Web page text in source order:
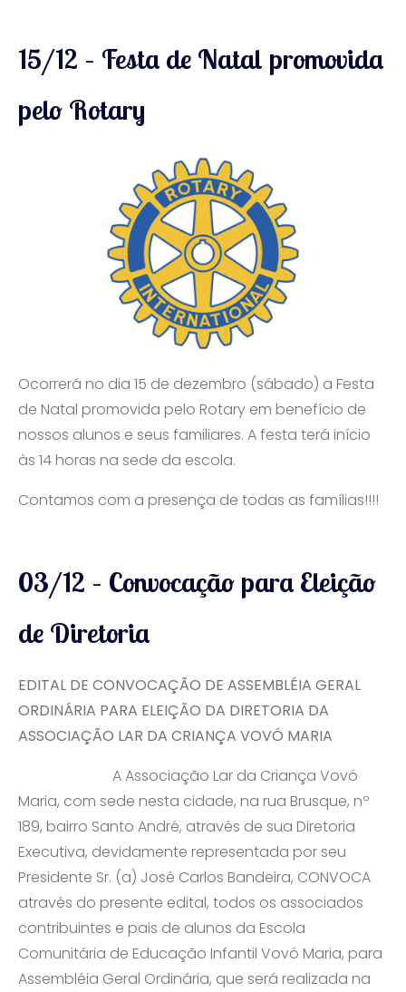
15/12 – Festa de Natal promovida
pelo Rotary
Ocorrerá no dia 15 de dezembro (sábado) a Festa
de Natal promovida pelo Rotary em benefício de
nossos alunos e seus familiares. A festa terá início
às 14 horas na sede da escola.
Contamos com a presença de todas as famílias!!!!
03/12 – Convocação para Eleição
de Diretoria
EDITAL DE CONVOCAÇÃO DE ASSEMBLÉIA GERAL
ORDINÁRIA PARA ELEIÇÃO DA DIRETORIA DA
ASSOCIAÇÃO LAR DA CRIANÇA VOVÓ MARIA
A Associação Lar da Criança Vovó
Maria, com sede nesta cidade, na rua Brusque, nº
189, bairro Santo André, através de sua Diretoria
Executiva, devidamente representada por seu
Presidente Sr. (a) José Carlos Bandeira, CONVOCA
através do presente edital, todos os associados
contribuintes e pais de alunos da Escola
Comunitária de Educação Infantil Vovó Maria, para
Assembléia Geral Ordinária, que será realizada na